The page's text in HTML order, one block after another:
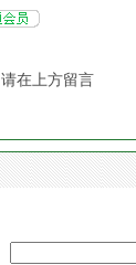
请在上方留言